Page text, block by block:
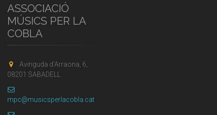
ASSOCIACIÓ
MÚSICS PER LA
COBLA
Avinguda d'Arraona, 6,
08201 SABADELL
mpc@musicsperlacobla.cat